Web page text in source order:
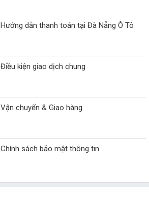
Hướng dẫn thanh toán tại Đà Nẵng Ô Tô
Điều kiện giao dịch chung
Vận chuyển & Giao hàng
Chính sách bảo mật thông tin